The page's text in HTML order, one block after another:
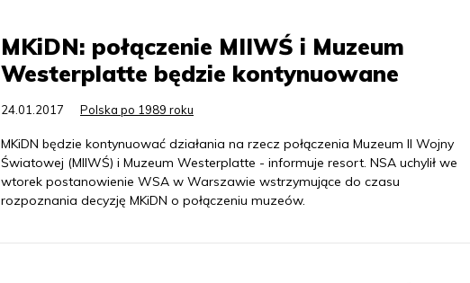
MKiDN: połączenie MIIWŚ i Muzeum
Westerplatte będzie kontynuowane
24.01.2017 Polska po 1989 roku
MKiDN będzie kontynuować działania na rzecz połączenia Muzeum II Wojny
Światowej (MIIWŚ) i Muzeum Westerplatte - informuje resort. NSA uchylił we
wtorek postanowienie WSA w Warszawie wstrzymujące do czasu
rozpoznania decyzję MKiDN o połączeniu muzeów.